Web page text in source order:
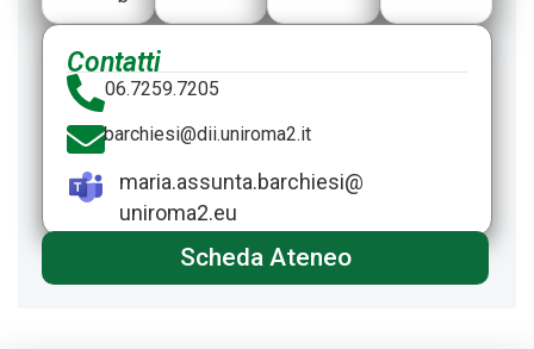
Contatti
06.7259.7205
barchiesi@dii.uniroma2.it
maria.assunta.barchiesi@​
uniroma2.eu
Scheda Ateneo